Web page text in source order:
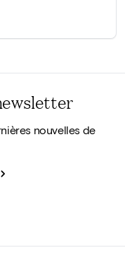
nouvelles de